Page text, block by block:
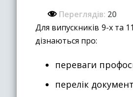
Переглядів: 20
Для випускників 9-х та
дізнаються про:
переваги
перелік